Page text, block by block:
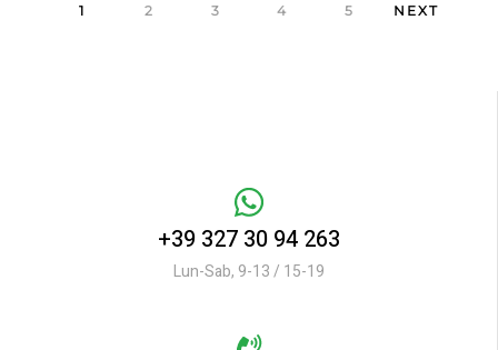
1 2 3 4 5 NEXT
+39 327 30 94 263
Lun-Sab, 9-13 / 15-19